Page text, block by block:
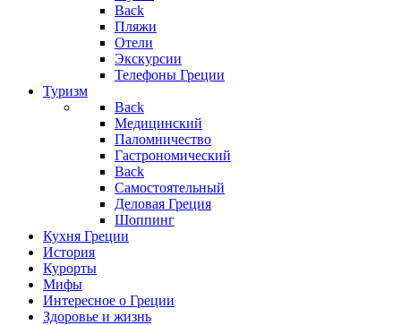
Back
Пляжи
Отели
Экскурсии
Телефоны Греции
Туризм
Back
Медицинский
Паломничество
Гастрономический
Back
Самостоятельный
Деловая Греция
Шоппинг
Кухня Греции
История
Курорты
Мифы
Интересное о Греции
Здоровье и жизнь